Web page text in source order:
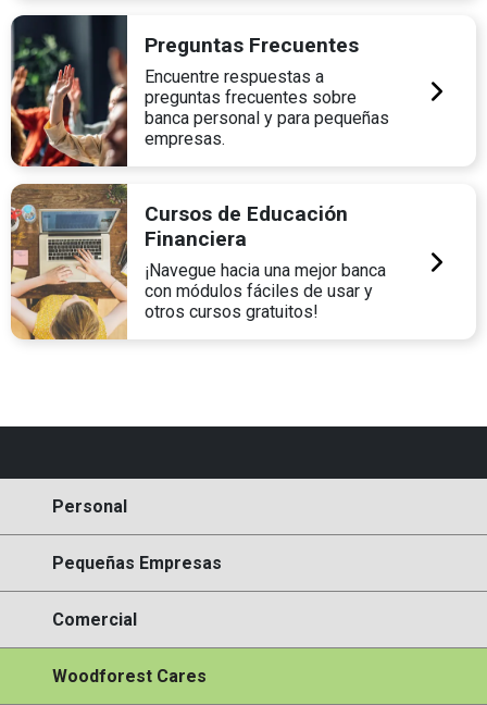
Preguntas Frecuentes
Encuentre respuestas a
preguntas frecuentes sobre
banca personal y para pequeñas
empresas.
Cursos de Educación
Financiera
¡Navegue hacia una mejor banca
con módulos fáciles de usar y
otros cursos gratuitos!
Personal
Pequeñas Empresas
Comercial
Woodforest Cares